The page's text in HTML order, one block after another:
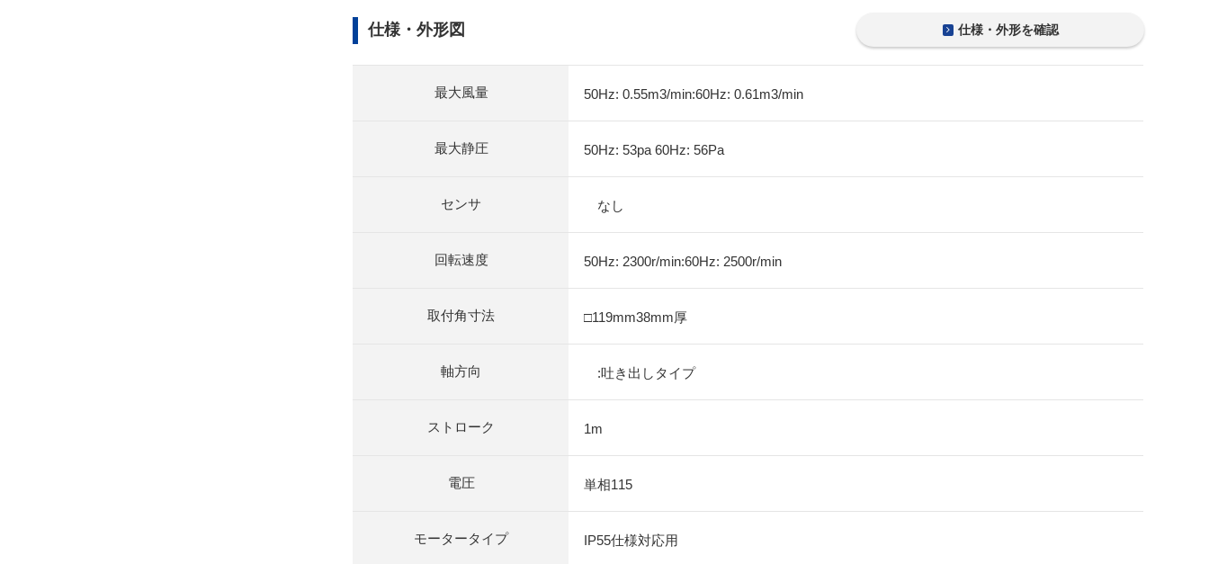
仕様・外形図 仕様・外形を確認
最大風量 50Hz: 0.55m3/min:60Hz: 0.61m3/min
最大静圧 50Hz: 53pa 60Hz: 56Pa
センサ なし
回転速度 50Hz: 2300r/min:60Hz: 2500r/min
取付角寸法 □119mm38mm厚
軸方向 :吐き出しタイプ
ストローク 1m
電圧 単相115
モータータイプ IP55仕様対応用